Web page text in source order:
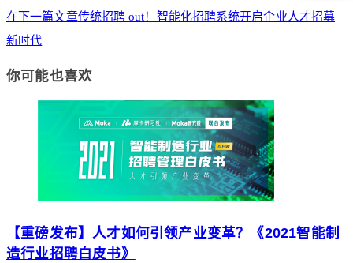
在下一篇文章传统招聘 out！智能化招聘系统开启企业人才招募
新时代
你可能也喜欢
【重磅发布】人才如何引领产业变革？《2021智能制
造行业招聘白皮书》